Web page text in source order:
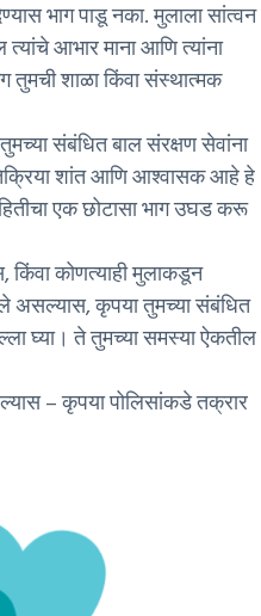
भाग पाडू नका. मुलाला सांत्वन
आभार माना आणि त्यांना
शाळा किंवा संस्थात्मक
संबंधित बाल संरक्षण सेवांना
शांत आणि आश्वासक आहे हे
एक छोटासा भाग उघड करू
किंवा कोणत्याही मुलाकडून
असल्यास, कृपया तुमच्या संबंधित
घ्या। ते तुमच्या समस्या ऐकतील
– कृपया पोलिसांकडे तक्रार